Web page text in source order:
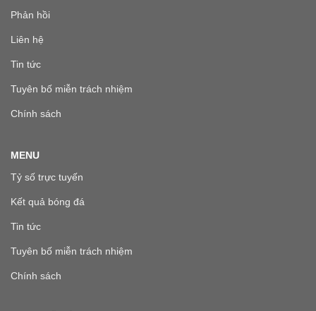
Phản hồi
Liên hệ
Tin tức
Tuyên bố miễn trách nhiệm
Chính sách
MENU
Tỷ số trực tuyến
Kết quả bóng đá
Tin tức
Tuyên bố miễn trách nhiệm
Chính sách